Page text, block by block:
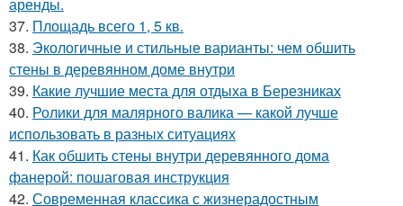
37. Площадь всего 1, 5 кв.
38. Экологичные и стильные варианты: чем обшить
стены в деревянном доме внутри
39. Какие лучшие места для отдыха в Березниках
40. Ролики для малярного валика — какой лучше
использовать в разных ситуациях
41. Как обшить стены внутри деревянного дома
фанерой: пошаговая инструкция
42. Современная классика с жизнерадостным